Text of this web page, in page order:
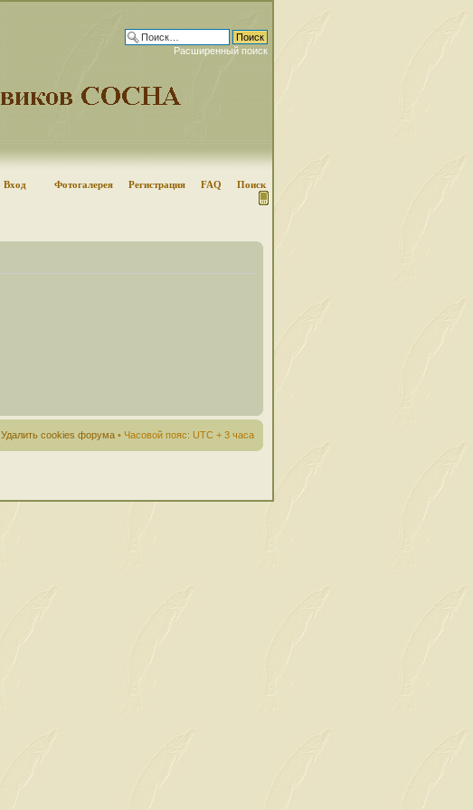
Расширенный поиск
Вход Фотогалерея Регистрация FAQ Поиск
Удалить cookies форума • Часовой пояс: UTC + 3 часа